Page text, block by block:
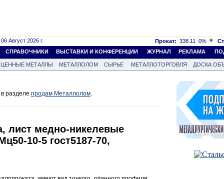
Август 2026 г. Прокат: 338.11 0%
СПРАВОЧНИКИ ВЫСТАВКИ И КОНФЕРЕНЦИИ ЖУРНАЛ РЕКЛАМА
МЕТАЛЛЫ МЕТАЛЛОЛОМ СЫРЬЕ МЕТАЛЛОТОРГОВЛЯ
ДОСКА
разделе продам Металлолом.
лист медно-никелевые
10-5 гост5187-70,